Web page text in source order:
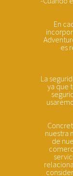
En
es
La
ya que
nuestra
de